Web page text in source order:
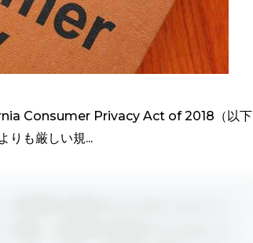
Consumer Privacy Act of 2018（以下
りも厳しい規...